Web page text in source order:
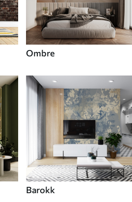
Ombre
Barokk